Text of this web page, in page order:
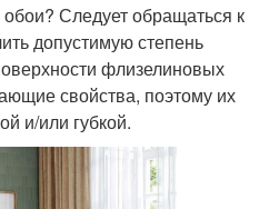
Следует обращаться к
допустимую степень
флизелиновых
свойства, поэтому их
и/или губкой.